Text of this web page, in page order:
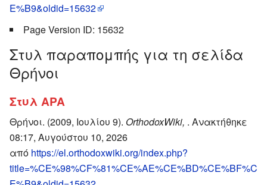
E%B9&oldid=15632
Page Version ID: 15632
Στυλ παραπομπής για τη σελίδα
Θρήνοι
Στυλ APA
Θρήνοι. (2009, Ιουλίου 9). OrthodoxWiki, . Ανακτήθηκε
08:17, Αυγούστου 10, 2026
από https://el.orthodoxwiki.org/index.php?
title=%CE%98%CF%81%CE%AE%CE%BD%CE%BF%C